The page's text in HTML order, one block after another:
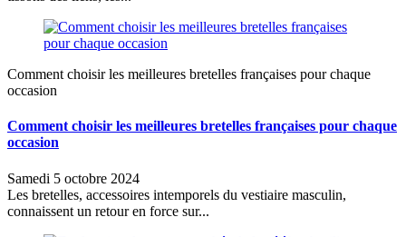
Comment choisir les meilleures bretelles françaises pour chaque
occasion
Comment choisir les meilleures bretelles françaises pour chaque
occasion
Samedi 5 octobre 2024
Les bretelles, accessoires intemporels du vestiaire masculin,
connaissent un retour en force sur...